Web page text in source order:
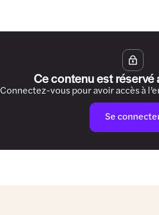
Ce contenu est
Connectez-vous pour avoir accès à
Se